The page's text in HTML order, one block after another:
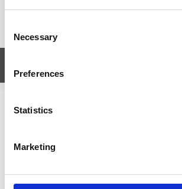
Selection
Necessary
Preferences
Statistics
Marketing
Relaterade kategorier
Konstnärsmaterial